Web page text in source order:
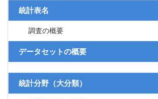
統計表名
調査の概要
データセットの概要
統計分野（大分類）